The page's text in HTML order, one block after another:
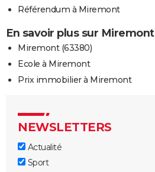
Référendum à Miremont
En savoir plus sur Miremont
Miremont (63380)
Ecole à Miremont
Prix immobilier à Miremont
NEWSLETTERS
Actualité
Sport